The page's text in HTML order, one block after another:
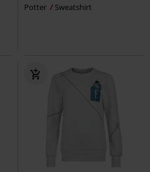
Potter
Sweatshirt